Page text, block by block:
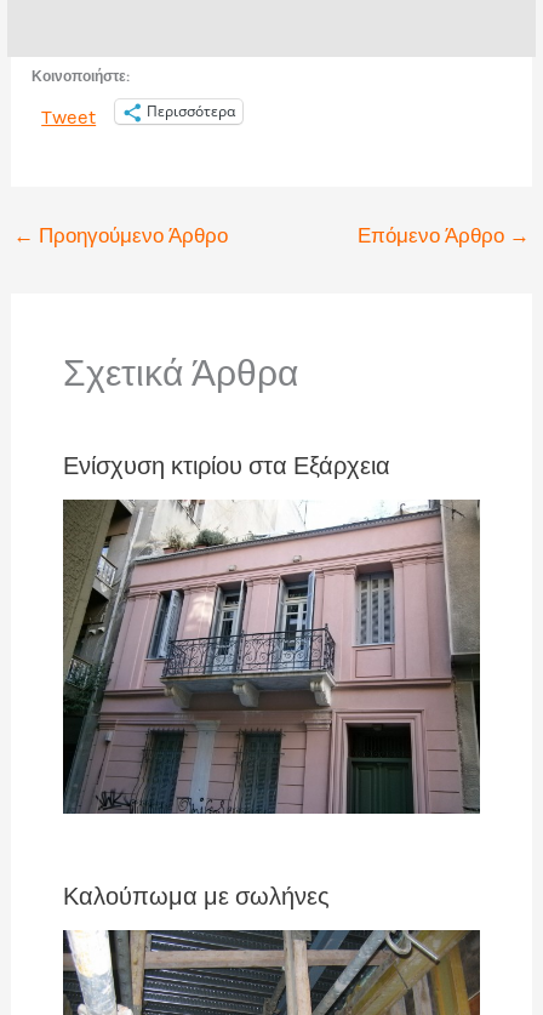
Κοινοποιήστε:
Tweet Περισσότερα
← Προηγούμενο Άρθρο Επόμενο Άρθρο →
Σχετικά Άρθρα
Ενίσχυση κτιρίου στα Εξάρχεια
Καλούπωμα με σωλήνες